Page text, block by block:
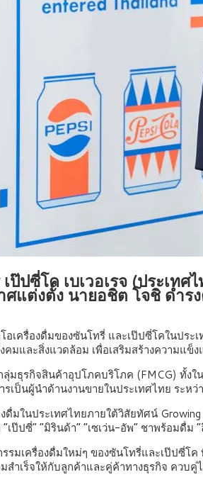
ป๊ปซี่โค เบเวอเรจ (ประเ
ศแต่งตั้ง นายอชิต โจชิ ด
เครื่องดื่มของซันโทรี่ และเป๊ปซี่โคในป
มและสิ่งแวดล้อม เพื่อเสริมสร้างความแ
มธุรกิจสินค้าอุปโภคบริโภค (FMCG) ทั้ง
เป็นผู้นำด้านงานขายในประเทศไทย ระห
มในประเทศไทยภายใต้วิสัยทัศน์
ปซี่” “มิรินด้า” “เซเว่น-อัพ” ชาพร้อมดื่ม
มเครื่องดื่มใหม่ๆ ของซันโทรี่และเป๊ปซี่โ
เร็จให้กับลูกค้าและคู่ค้าทางธุรกิจ ควบคู่